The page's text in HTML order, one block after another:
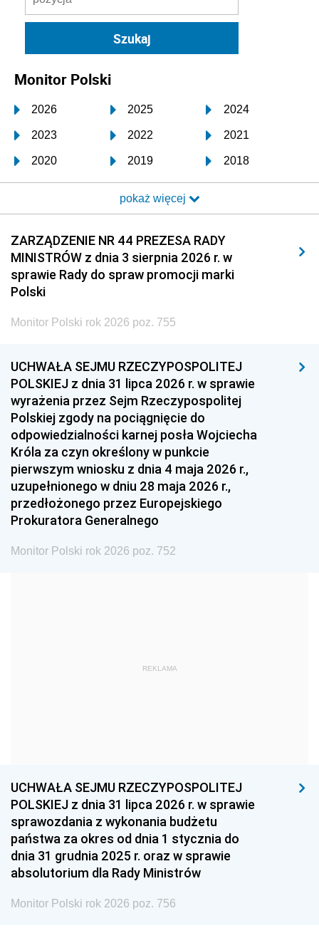
Monitor Polski
2026 2025 2024
2023 2022 2021
2020 2019 2018
2017 2016 2015
2014 2013 2012
2011 2010 2009
2008 2007 2006
2005
1996 1995 1994
1993 1992 1991
1990 1989
1987 1986 1985
1984 1983 1982
1981 1980 1979
1978 1977
1975 1974
1959
1939 1938 1937
1936 1930
pokaż więcej
ZARZĄDZENIE NR 44 PREZESA RADY
MINISTRÓW z dnia 3 sierpnia 2026 r. w
sprawie Rady do spraw promocji marki
Polski
Monitor Polski rok 2026 poz. 755
UCHWAŁA SEJMU RZECZYPOSPOLITEJ
POLSKIEJ z dnia 31 lipca 2026 r. w sprawie
wyrażenia przez Sejm Rzeczypospolitej
Polskiej zgody na pociągnięcie do
odpowiedzialności karnej posła Wojciecha
Króla za czyn określony w punkcie
pierwszym wniosku z dnia 4 maja 2026 r.,
uzupełnionego w dniu 28 maja 2026 r.,
przedłożonego przez Europejskiego
Prokuratora Generalnego
Monitor Polski rok 2026 poz. 752
REKLAMA
UCHWAŁA SEJMU RZECZYPOSPOLITEJ
POLSKIEJ z dnia 31 lipca 2026 r. w sprawie
sprawozdania z wykonania budżetu
państwa za okres od dnia 1 stycznia do
dnia 31 grudnia 2025 r. oraz w sprawie
absolutorium dla Rady Ministrów
Monitor Polski rok 2026 poz. 756